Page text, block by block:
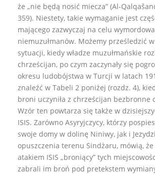
że „nie będą nosić miecza” (Al-
359). Niestety, takie wymaganie jest
mającego zazwyczaj na celu
niemuzułmanów. Możemy prześledzić
sytuacji, kiedy władze muzułmańskie
chrześcijan, po czym zaczynały się
okresu ludobójstwa w Turcji w latach
znaleźć w Tabeli 2 poniżej (rozdz. 4),
broni uczyniła z chrześcijan bezbronne
Wzór ten powtarza się także w
ISIS. Zarówno Asyryjczycy, którzy
swoje domy w dolinę Niniwy, jak i
opuszczenia terenu Sindżaru, mówią,
atakiem ISIS „broniący” tych
zabrali im broń pod pretekstem